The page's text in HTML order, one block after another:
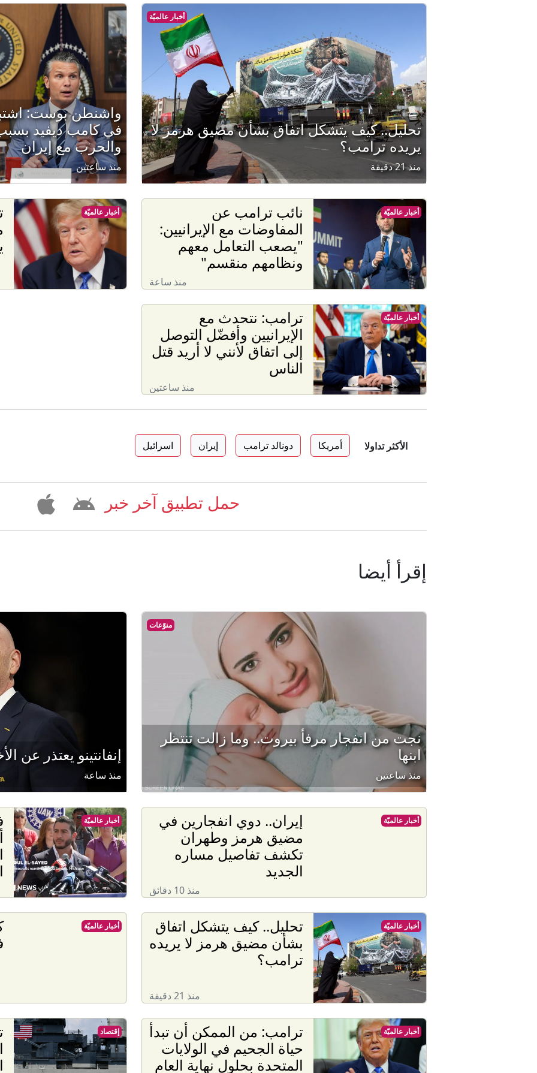
أخبار عالميّة
تحليل.. كيف يتشكل اتفاق بشأن مضيق هرمز لا
يريده ترامب؟
منذ 21 دقيقة
واشنطن بوست:
في كامب ديفيد
والحرب مع إيران
منذ ساعتين
نائب ترامب عن
المفاوضات مع الإيرانيين:
"يصعب التعامل معهم
ونظامهم منقسم"
منذ ساعة
أخبار عالميّة أخبار عالميّة
ترامب: نتحدث مع
الإيرانيين وأفضّل التوصل
إلى اتفاق لأنني لا أريد قتل
الناس
منذ ساعتين
أخبار عالميّة
الأكثر تداولا أمريكا دونالد ترامب إيران اسرائيل
حمل تطبيق آخر خبر
إقرأ أيضا
منوّعات
نجت من انفجار مرفأ بيروت.. وما زالت تنتظر
ابنها
منذ ساعتين
إنفانتينو يعتذر عن
منذ ساعة
إيران.. دوي انفجارين في
مضيق هرمز وطهران
تكشف تفاصيل مساره
الجديد
منذ 10 دقائق
أخبار عالميّة أخبار عالميّة
تحليل.. كيف يتشكل اتفاق
بشأن مضيق هرمز لا يريده
ترامب؟
منذ 21 دقيقة
أخبار عالميّة أخبار عالميّة
ترامب: من الممكن أن تبدأ
حياة الجحيم في الولايات
المتحدة بحلول نهاية العام
أخبار عالميّة إقتصاد